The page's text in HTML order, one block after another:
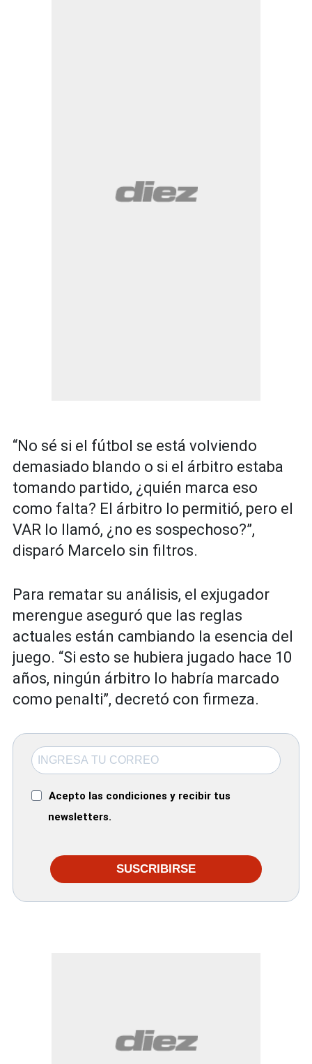
“No sé si el fútbol se está volviendo
demasiado blando o si el árbitro estaba
tomando partido, ¿quién marca eso
como falta? El árbitro lo permitió, pero el
VAR lo llamó, ¿no es sospechoso?”,
disparó Marcelo sin filtros.
Para rematar su análisis, el exjugador
merengue aseguró que las reglas
actuales están cambiando la esencia del
juego. “Si esto se hubiera jugado hace 10
años, ningún árbitro lo habría marcado
como penalti”, decretó con firmeza.
Acepto las condiciones y recibir tus
newsletters.
SUSCRIBIRSE